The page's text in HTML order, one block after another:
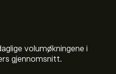
volumøkningene i
gjennomsnitt.